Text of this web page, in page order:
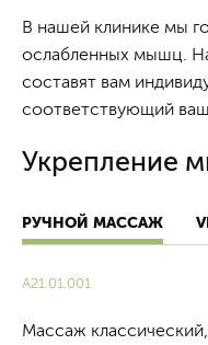
В нашей клинике мы
ослабленных мышц.
составят вам
соответствующий
Укрепление
РУЧНОЙ МАССАЖ
A21.01.001
Массаж